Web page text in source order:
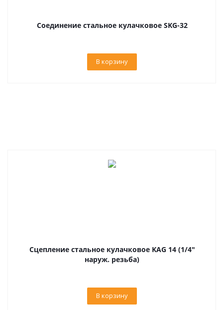
Соединение стальное кулачковое SKG-32
В корзину
Сцепление стальное кулачковое KAG 14 (1/4"
наруж. резьба)
В корзину